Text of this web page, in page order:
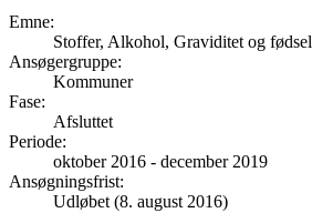
Emne:
Stoffer, Alkohol, Graviditet og fødsel
Ansøgergruppe:
Kommuner
Fase:
Afsluttet
Periode:
oktober 2016 - december 2019
Ansøgningsfrist:
Udløbet (8. august 2016)